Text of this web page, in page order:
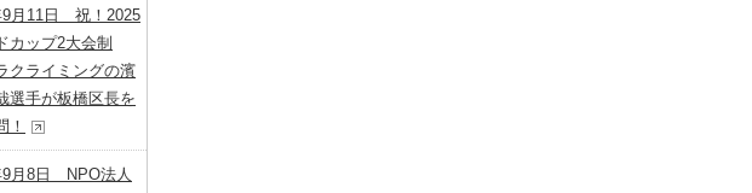
9月11日 祝！2025
カップ2大会制
クライミングの濱
選手が板橋区長を
！
9月8日 NPO法人